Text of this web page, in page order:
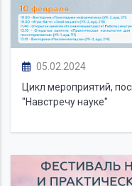
05.02.2024
Цикл мероприятий,
"Навстречу науке"